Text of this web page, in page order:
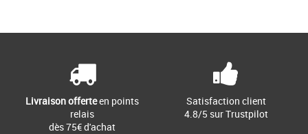
Livraison offerteen points
relais
dès 75€ d'achat
Satisfaction client
4.8/5 sur Trustpilot